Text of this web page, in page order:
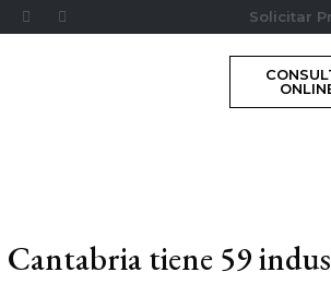
Solicitar
Cantabria tiene 59